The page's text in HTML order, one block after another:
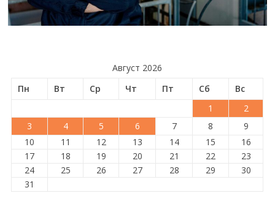
Август 2026
Пн
Вт Ср Чт Пт Сб
Вс
1
2
3
4 5 6 7 8
9
10
11 12 13 14 15
16
17
18 19 20 21 22
23
24
25 26 27 28 29
30
31